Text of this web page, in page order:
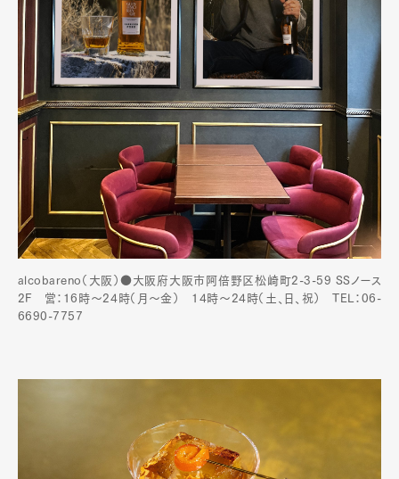
alcobareno（大阪）●大阪府大阪市阿倍野区松崎町2-3-59 SSノース
2F 営：16時～24時（月〜金） 14時〜24時（土、日、祝） TEL：06-
6690-7757